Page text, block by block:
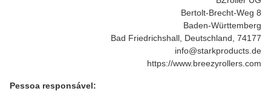
Bertolt-Brecht-Weg 8
Baden-Württemberg
Bad Friedrichshall, Deutschland, 74177
info@starkproducts.de
https://www.breezyrollers.com
Pessoa responsável: